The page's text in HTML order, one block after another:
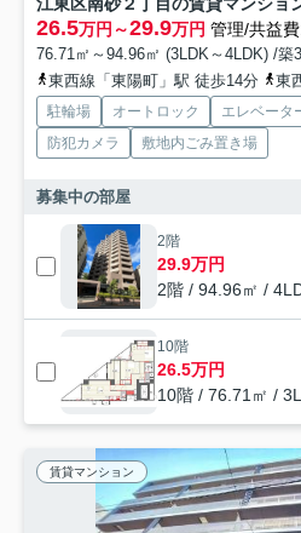
江東区南砂２丁目の賃貸マンショ
26.5万円～29.9万円 管理/共益
76.71㎡～94.96㎡ (3LDK～4LDK) /築
東西線「東陽町」駅 徒歩14分
東
駐輪場 オートロック エレベータ
防犯カメラ
敷地内ごみ置き場
募集中の部屋
2階
29.9万円
2階 / 94.96㎡ /
10階
26.5万円
10階 / 76.71㎡ /
賃貸マンション